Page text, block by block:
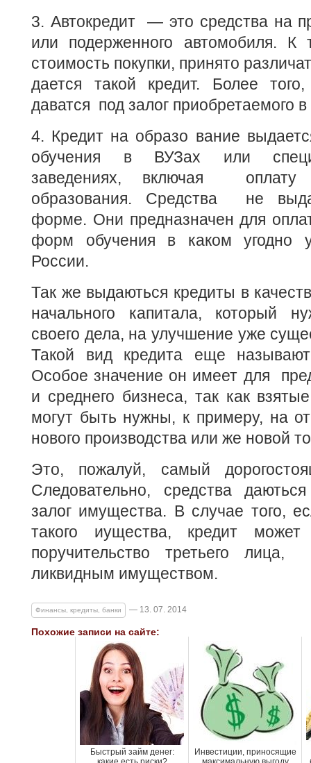
3. Автокредит — это средства на
или подерженного автомобиля. К
стоимость покупки, принято
дается такой кредит. Более
даватся под залог приобретаемого
4. Кредит на образо вание
обучения в ВУЗах или
заведениях, включая оплату
образования. Средства не
форме. Они предназначен для
форм обучения в каком угодно
России.
Так же выдаються кредиты в
начального капитала, который
своего дела, на улучшение уже
Такой вид кредита еще
Особое значение он имеет для
и среднего бизнеса, так как
могут быть нужны, к примеру, на
нового производства или же новой
Это, пожалуй, самый
Следовательно, средства
залог имущества. В случае того,
такого иущества, кредит
поручительство третьего лица,
ликвидным имуществом.
Финансы, кредиты, банки — 13. 07. 2014
Похожие записи на сайте:
Быстрый займ денег:
Инвестиции, приносящие